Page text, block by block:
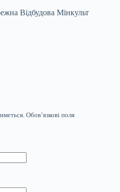
Відбудова Мінкульт
Обов’язкові поля